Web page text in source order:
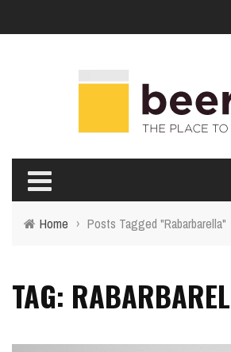
Home › Posts Tagged "Rabarbarella"
TAG: